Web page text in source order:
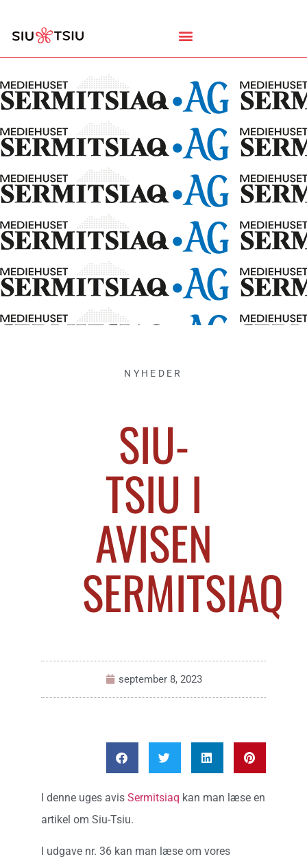
NYHEDER
SIU-
TSIU I
AVISEN
SERMITSIAQ
september 8, 2023
I denne uges avis Sermitsiaq kan man læse en
artikel om Siu-Tsiu.
I udgave nr. 36 kan man læse om vores